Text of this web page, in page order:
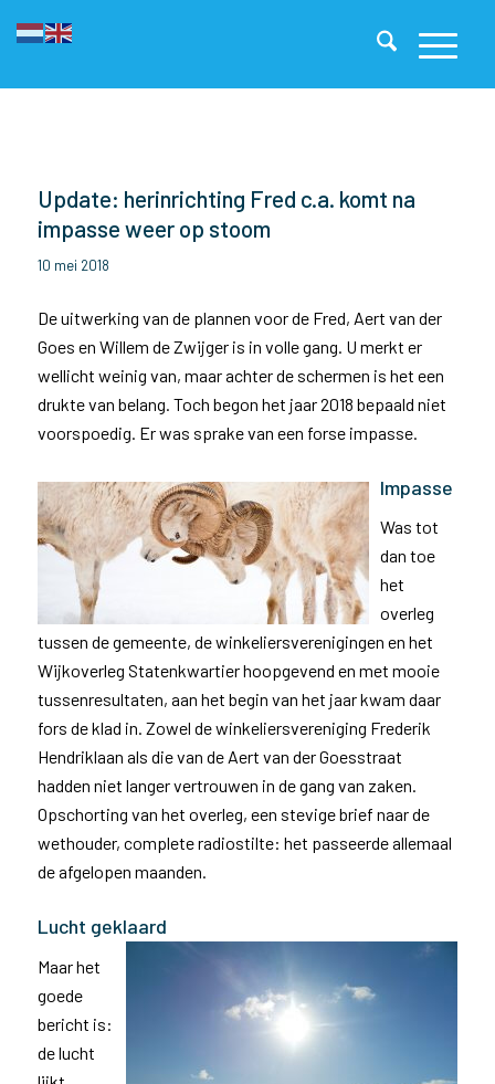
Update: herinrichting Fred c.a. komt na
impasse weer op stoom
10 mei 2018
De uitwerking van de plannen voor de Fred, Aert van der
Goes en Willem de Zwijger is in volle gang. U merkt er
wellicht weinig van, maar achter de schermen is het een
drukte van belang. Toch begon het jaar 2018 bepaald niet
voorspoedig. Er was sprake van een forse impasse.
Impasse
Was tot
dan toe
het
overleg
tussen de gemeente, de winkeliersverenigingen en het
Wijkoverleg Statenkwartier hoopgevend en met mooie
tussenresultaten, aan het begin van het jaar kwam daar
fors de klad in. Zowel de winkeliersvereniging Frederik
Hendriklaan als die van de Aert van der Goesstraat
hadden niet langer vertrouwen in de gang van zaken.
Opschorting van het overleg, een stevige brief naar de
wethouder, complete radiostilte: het passeerde allemaal
de afgelopen maanden.
Lucht geklaard
Maar het
goede
bericht is:
de lucht